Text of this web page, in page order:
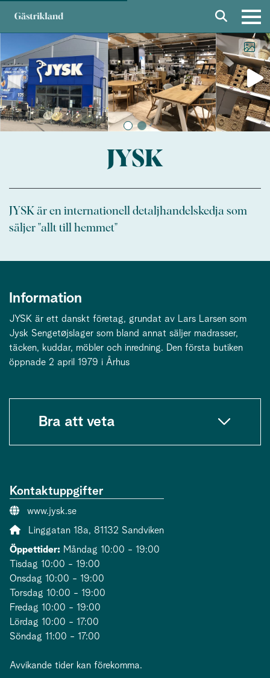
JYSK
JYSK är en internationell detaljhandelskedja som
säljer "allt till hemmet"
Information
JYSK är ett danskt företag, grundat av Lars Larsen som
Jysk Sengetøjslager som bland annat säljer madrasser,
täcken, kuddar, möbler och inredning. Den första butiken
öppnade 2 april 1979 i Århus
Bra att veta
Kontaktuppgifter
Webbsida:
www.jysk.se
Adress:
Linggatan 18a, 81132 Sandviken
Öppettider: Måndag 10:00 - 19:00
Tisdag 10:00 - 19:00
Onsdag 10:00 - 19:00
Torsdag 10:00 - 19:00
Fredag 10:00 - 19:00
Lördag 10:00 - 17:00
Söndag 11:00 - 17:00
Avvikande tider kan förekomma.